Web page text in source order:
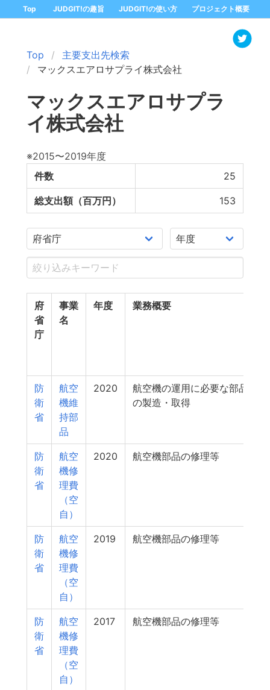
Top JUDGIT!の趣旨 JUDGIT!の使い方 プロジェクト概要
Top
主要支出先検索
マックスエアロサプライ株式会社
マックスエアロサプラ
イ株式会社
※2015〜2019年度
件数
25
総支出額（百万円） 153
府
省
庁
事業
名
年度 業務概要
防
衛
省
航空
機維
持部
品
2020
航空機の運用に必要な部品
の製造・取得
防
衛
省
航空
機修
理費
（空
自）
2020 航空機部品の修理等
防
衛
省
航空
機修
理費
（空
自）
2019 航空機部品の修理等
防
衛
省
航空
機修
理費
（空
自）
2017 航空機部品の修理等